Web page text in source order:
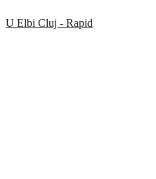
U Elbi Cluj - Rapid